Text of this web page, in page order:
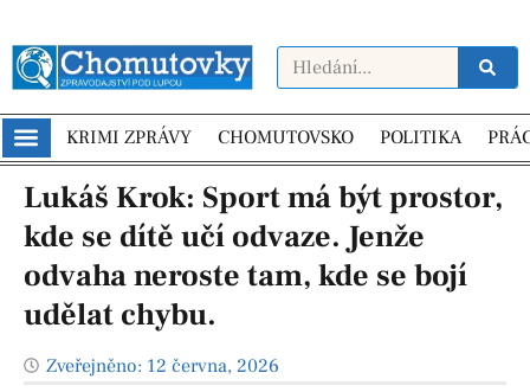
KRIMI ZPRÁVY CHOMUTOVSKO POLITIKA
Lukáš Krok: Sport má být prostor,
kde se dítě učí odvaze. Jenže
odvaha neroste tam, kde se bojí
udělat chybu.
Zveřejněno: 12 června, 2026